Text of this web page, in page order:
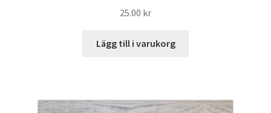
25.00 kr
Lägg till i varukorg